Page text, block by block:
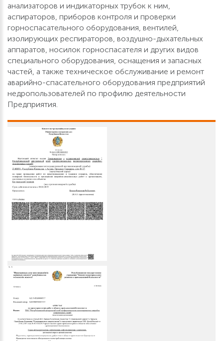
анализаторов и индикаторных трубок к ним,
аспираторов, приборов контроля и проверки
горноспасательного оборудования, вентилей,
изолирующих респираторов, воздушно-дыхательных
аппаратов, носилок горноспасателя и других видов
специального оборудования, оснащения и запасных
частей, а также техническое обслуживание и ремонт
аварийно-спасательного оборудования предприятий
недропользователей по профилю деятельности
Предприятия.